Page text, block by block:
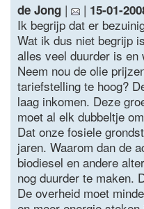
de Jong | | 15-01-
Ik begrijp dat er
Wat ik dus niet begrijp
alles veel duurder is en
Neem nou de olie
tariefstelling te hoog?
laag inkomen. Deze
moet al elk dubbeltje
Dat onze fosiele
jaren. Waarom dan de
biodiesel en andere
nog duurder te maken.
De overheid moet